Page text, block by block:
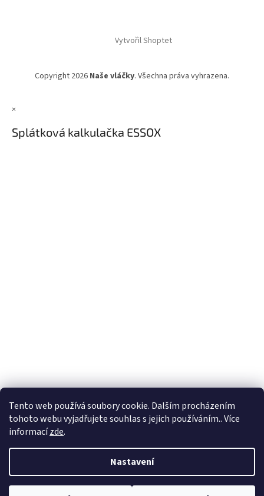
Tento web používá soubory cookie. Dalším procházením
tohoto webu vyjadřujete souhlas s jejich používáním.. Více
informacízde.
Nastavení
Modely jsou určeny pro dospělé modeláře a nelze jej z hlediska
Vytvořil Shoptet
Copyright 2026 Naše vláčky. Všechna práva vyhrazena.
×
Splátková kalkulačka ESSOX